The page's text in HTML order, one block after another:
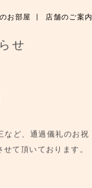
せ
料理
お部屋
お部屋 店舗のご案内
ど、通過儀礼のお祝